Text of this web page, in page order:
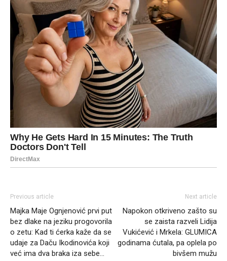
Previous article
Majka Maje Ognjenović prvi put
bez dlake na jeziku progovorila
o zetu: Kad ti ćerka kaže da se
udaje za Daču Ikodinovića koji
već ima dva braka iza sebe…
Next article
Napokon otkriveno zašto su
se zaista razveli Lidija
Vukićević i Mrkela: GLUMICA
godinama ćutala, pa oplela po
bivšem mužu